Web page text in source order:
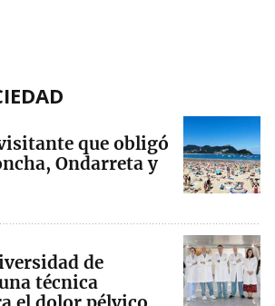
que obligó
Ondarreta y
de
técnica